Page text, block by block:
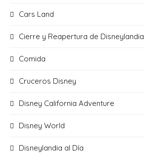
Cars Land
Cierre y Reapertura de Disneylandia
Comida
Cruceros Disney
Disney California Adventure
Disney World
Disneylandia al Día